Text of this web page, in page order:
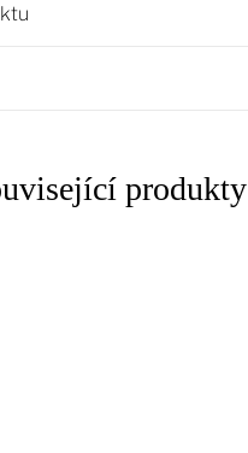
produkty